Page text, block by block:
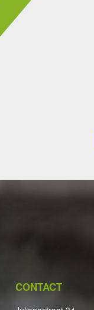
CONTACT